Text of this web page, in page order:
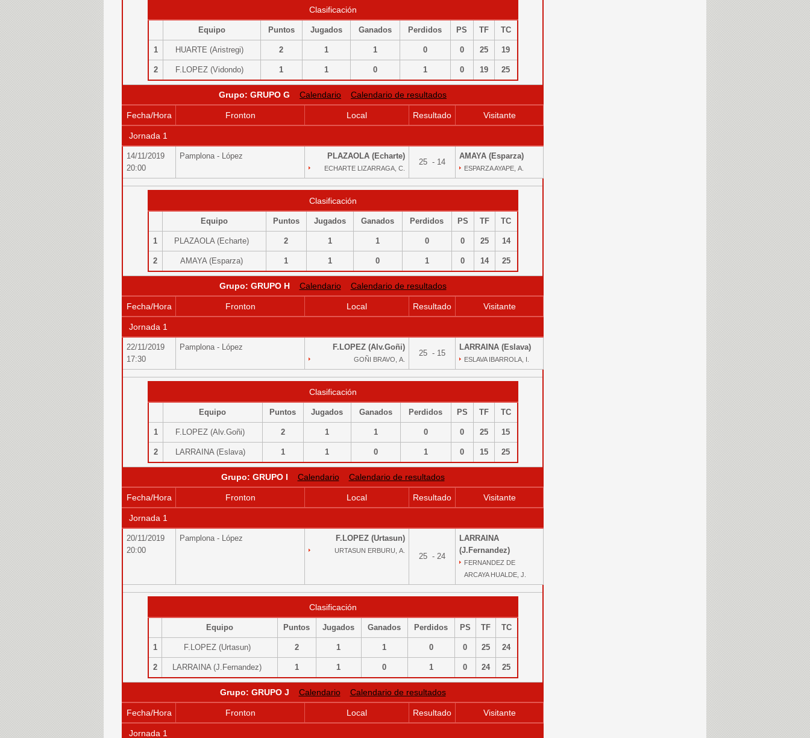
Clasificación
Equipo Puntos Jugados Ganados Perdidos PS TF TC
1 HUARTE (Aristregi) 2 1 1 0 0 25 19
2 F.LOPEZ (Vidondo) 1 1 0 1 0 19 25
Grupo: GRUPO G Calendario Calendario de resultados
Fecha/Hora Fronton Local Resultado Visitante
Jornada 1
14/11/2019
20:00
Pamplona - López PLAZAOLA (Echarte)
ECHARTE LIZARRAGA, C.
25 - 14
AMAYA (Esparza)
ESPARZA AYAPE, A.
Clasificación
Equipo Puntos Jugados Ganados Perdidos PS TF TC
1 PLAZAOLA (Echarte) 2 1 1 0 0 25 14
2 AMAYA (Esparza) 1 1 0 1 0 14 25
Grupo: GRUPO H Calendario Calendario de resultados
Fecha/Hora Fronton Local Resultado Visitante
Jornada 1
22/11/2019
17:30
Pamplona - López F.LOPEZ (Alv.Goñi)
GOÑI BRAVO, A.
25 - 15
LARRAINA (Eslava)
ESLAVA IBARROLA, I.
Clasificación
Equipo Puntos Jugados Ganados Perdidos PS TF TC
1 F.LOPEZ (Alv.Goñi) 2 1 1 0 0 25 15
2 LARRAINA (Eslava) 1 1 0 1 0 15 25
Grupo: GRUPO I Calendario Calendario de resultados
Fecha/Hora Fronton Local Resultado Visitante
Jornada 1
20/11/2019
20:00
Pamplona - López F.LOPEZ (Urtasun)
URTASUN ERBURU, A.
25 - 24
LARRAINA
(J.Fernandez)
FERNANDEZ DE
ARCAYA HUALDE, J.
Clasificación
Equipo Puntos Jugados Ganados Perdidos PS TF TC
1 F.LOPEZ (Urtasun) 2 1 1 0 0 25 24
2 LARRAINA (J.Fernandez) 1 1 0 1 0 24 25
Grupo: GRUPO J Calendario Calendario de resultados
Fecha/Hora Fronton Local Resultado Visitante
Jornada 1